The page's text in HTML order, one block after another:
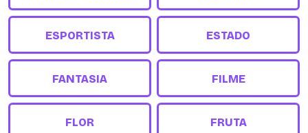
ESPORTISTA ESTADO
FANTASIA FILME
FLOR FRUTA